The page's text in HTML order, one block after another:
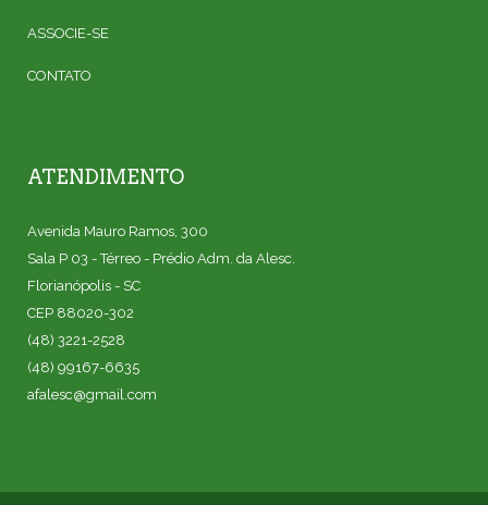
ASSOCIE-SE
CONTATO
ATENDIMENTO
Avenida Mauro Ramos, 300
Sala P 03 - Térreo - Prédio Adm. da Alesc.
Florianópolis - SC
CEP 88020-302
(48) 3221-2528
(48) 99167-6635
afalesc@gmail.com